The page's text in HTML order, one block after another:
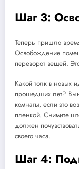
Шаг 3:
Теперь пришло
Освобождение
переворот вещей.
Какой толк в новых
прошедших лет?
комнаты, если это
пленкой. Снимите
должен
своего часа.
Шаг 4: